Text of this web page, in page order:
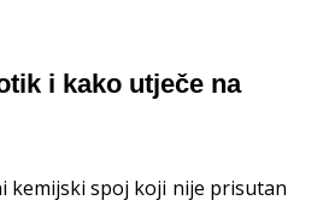
i kako utječe na
kemijski spoj koji nije prisutan